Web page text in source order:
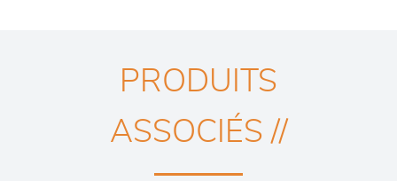
PRODUITS
ASSOCIÉS //